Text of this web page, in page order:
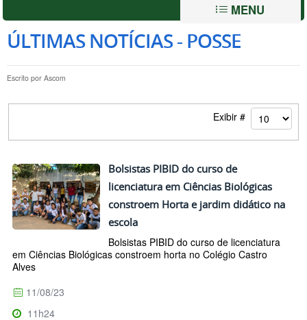
MENU
ÚLTIMAS NOTÍCIAS - POSSE
Escrito por Ascom
Exibir #
Bolsistas PIBID do curso de
licenciatura em Ciências Biológicas
constroem Horta e jardim didático na
escola
Bolsistas PIBID do curso de licenciatura
em Ciências Biológicas constroem horta no Colégio Castro
Alves
11/08/23
11h24